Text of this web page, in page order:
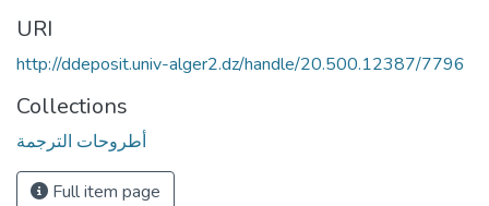
URI
http://ddeposit.univ-alger2.dz/handle/20.500.12387/7796
Collections
أطروحات الترجمة
Full item page